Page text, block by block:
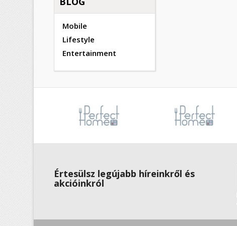
Mobile
Lifestyle
Entertainment
Értesülsz legújabb híreinkről és
akcióinkról